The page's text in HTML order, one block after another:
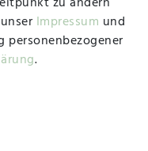
Impressum und
personenbezogener
.